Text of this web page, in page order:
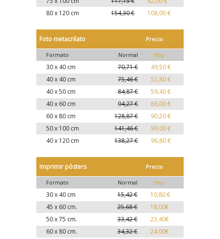
80 x 120 cm
154,30 € 108,00 €
Foto metacrilato Precio
Formato Normal Hoy
30 x 40 cm 70,71 €
49,50 €
40 x 40 cm
75,46 €
52,80 €
40 x 50 cm
84,87 €
59,40 €
40 x 60 cm
94,27 €
66,00 €
60 x 80 cm
128,87 €
90,20 €
50 x 100 cm
141,46 €
99,00 €
40 x 120 cm
138,27 € 96,80 €
Imprimir pósters Precio
Formato Normal Hoy
30 x 40 cm 15,42 €
10,80 €
45 x 60 cm.
25,68 €
18,00€
50 x 75 cm.
33,42 €
23,40€
60 x 80 cm.
34,32 €
24,00€